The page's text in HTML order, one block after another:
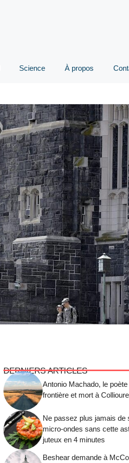
Science À propos
DERNIERS ARTICLES
Antonio Machado, le
frontière et mort à Collioure
Ne passez plus jamais de
micro-ondes sans cette
juteux en 4 minutes
Beshear demande à